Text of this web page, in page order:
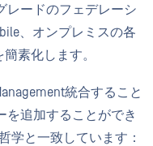
レードのフェデレーシ
、オンプレミスの各
素化します。
統合すること
を追加することができ
学と一致しています：